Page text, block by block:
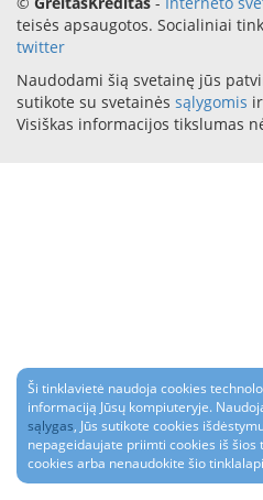
teisės apsaugotos. Socialiniai
twitter
Naudodami šią svetainę jūs
sutikote su svetainės sąlygomis ir
Visiškas informacijos tikslumas
Ši tinklavietė naudoja cookies
informaciją Jūsų kompiuteryje.
sąlygas, Jūs sutikote cookies
nepageidaujate priimti cookies iš
cookies arba nenaudokite šio